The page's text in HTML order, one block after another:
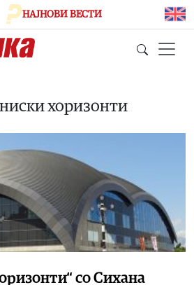
НАЈНОВИ ВЕСТИ
хоризонти
со Сихана